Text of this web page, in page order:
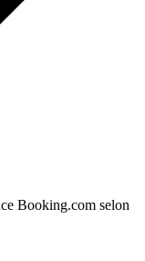
Booking.com selon